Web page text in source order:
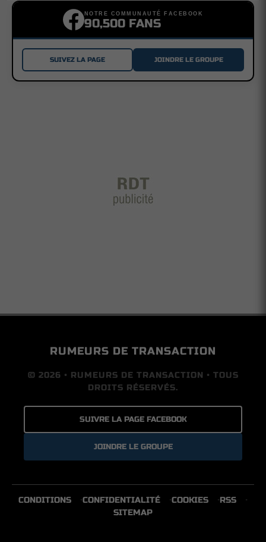
NOTRE COMMUNAUTÉ FACEBOOK
90,500 FANS
SUIVEZ LA PAGE JOINDRE LE GROUPE
RUMEURS DE TRANSACTION
© 2026 • RUMEURS DE TRANSACTION • TOUS
DROITS RÉSERVÉS.
SUIVRE LA PAGE FACEBOOK
JOINDRE LE GROUPE
CONDITIONS CONFIDENTIALITÉ COOKIES
RSS
SITEMAP